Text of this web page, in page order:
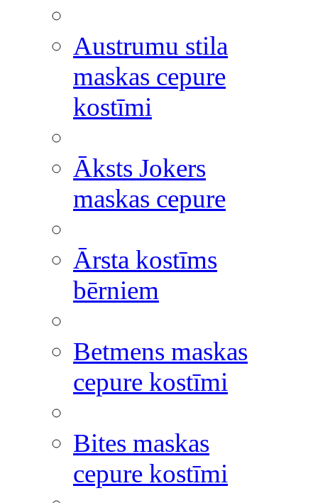
Austrumu stila
maskas cepure
kostīmi
Āksts Jokers
maskas cepure
Ārsta kostīms
bērniem
Betmens maskas
cepure kostīmi
Bites maskas
cepure kostīmi